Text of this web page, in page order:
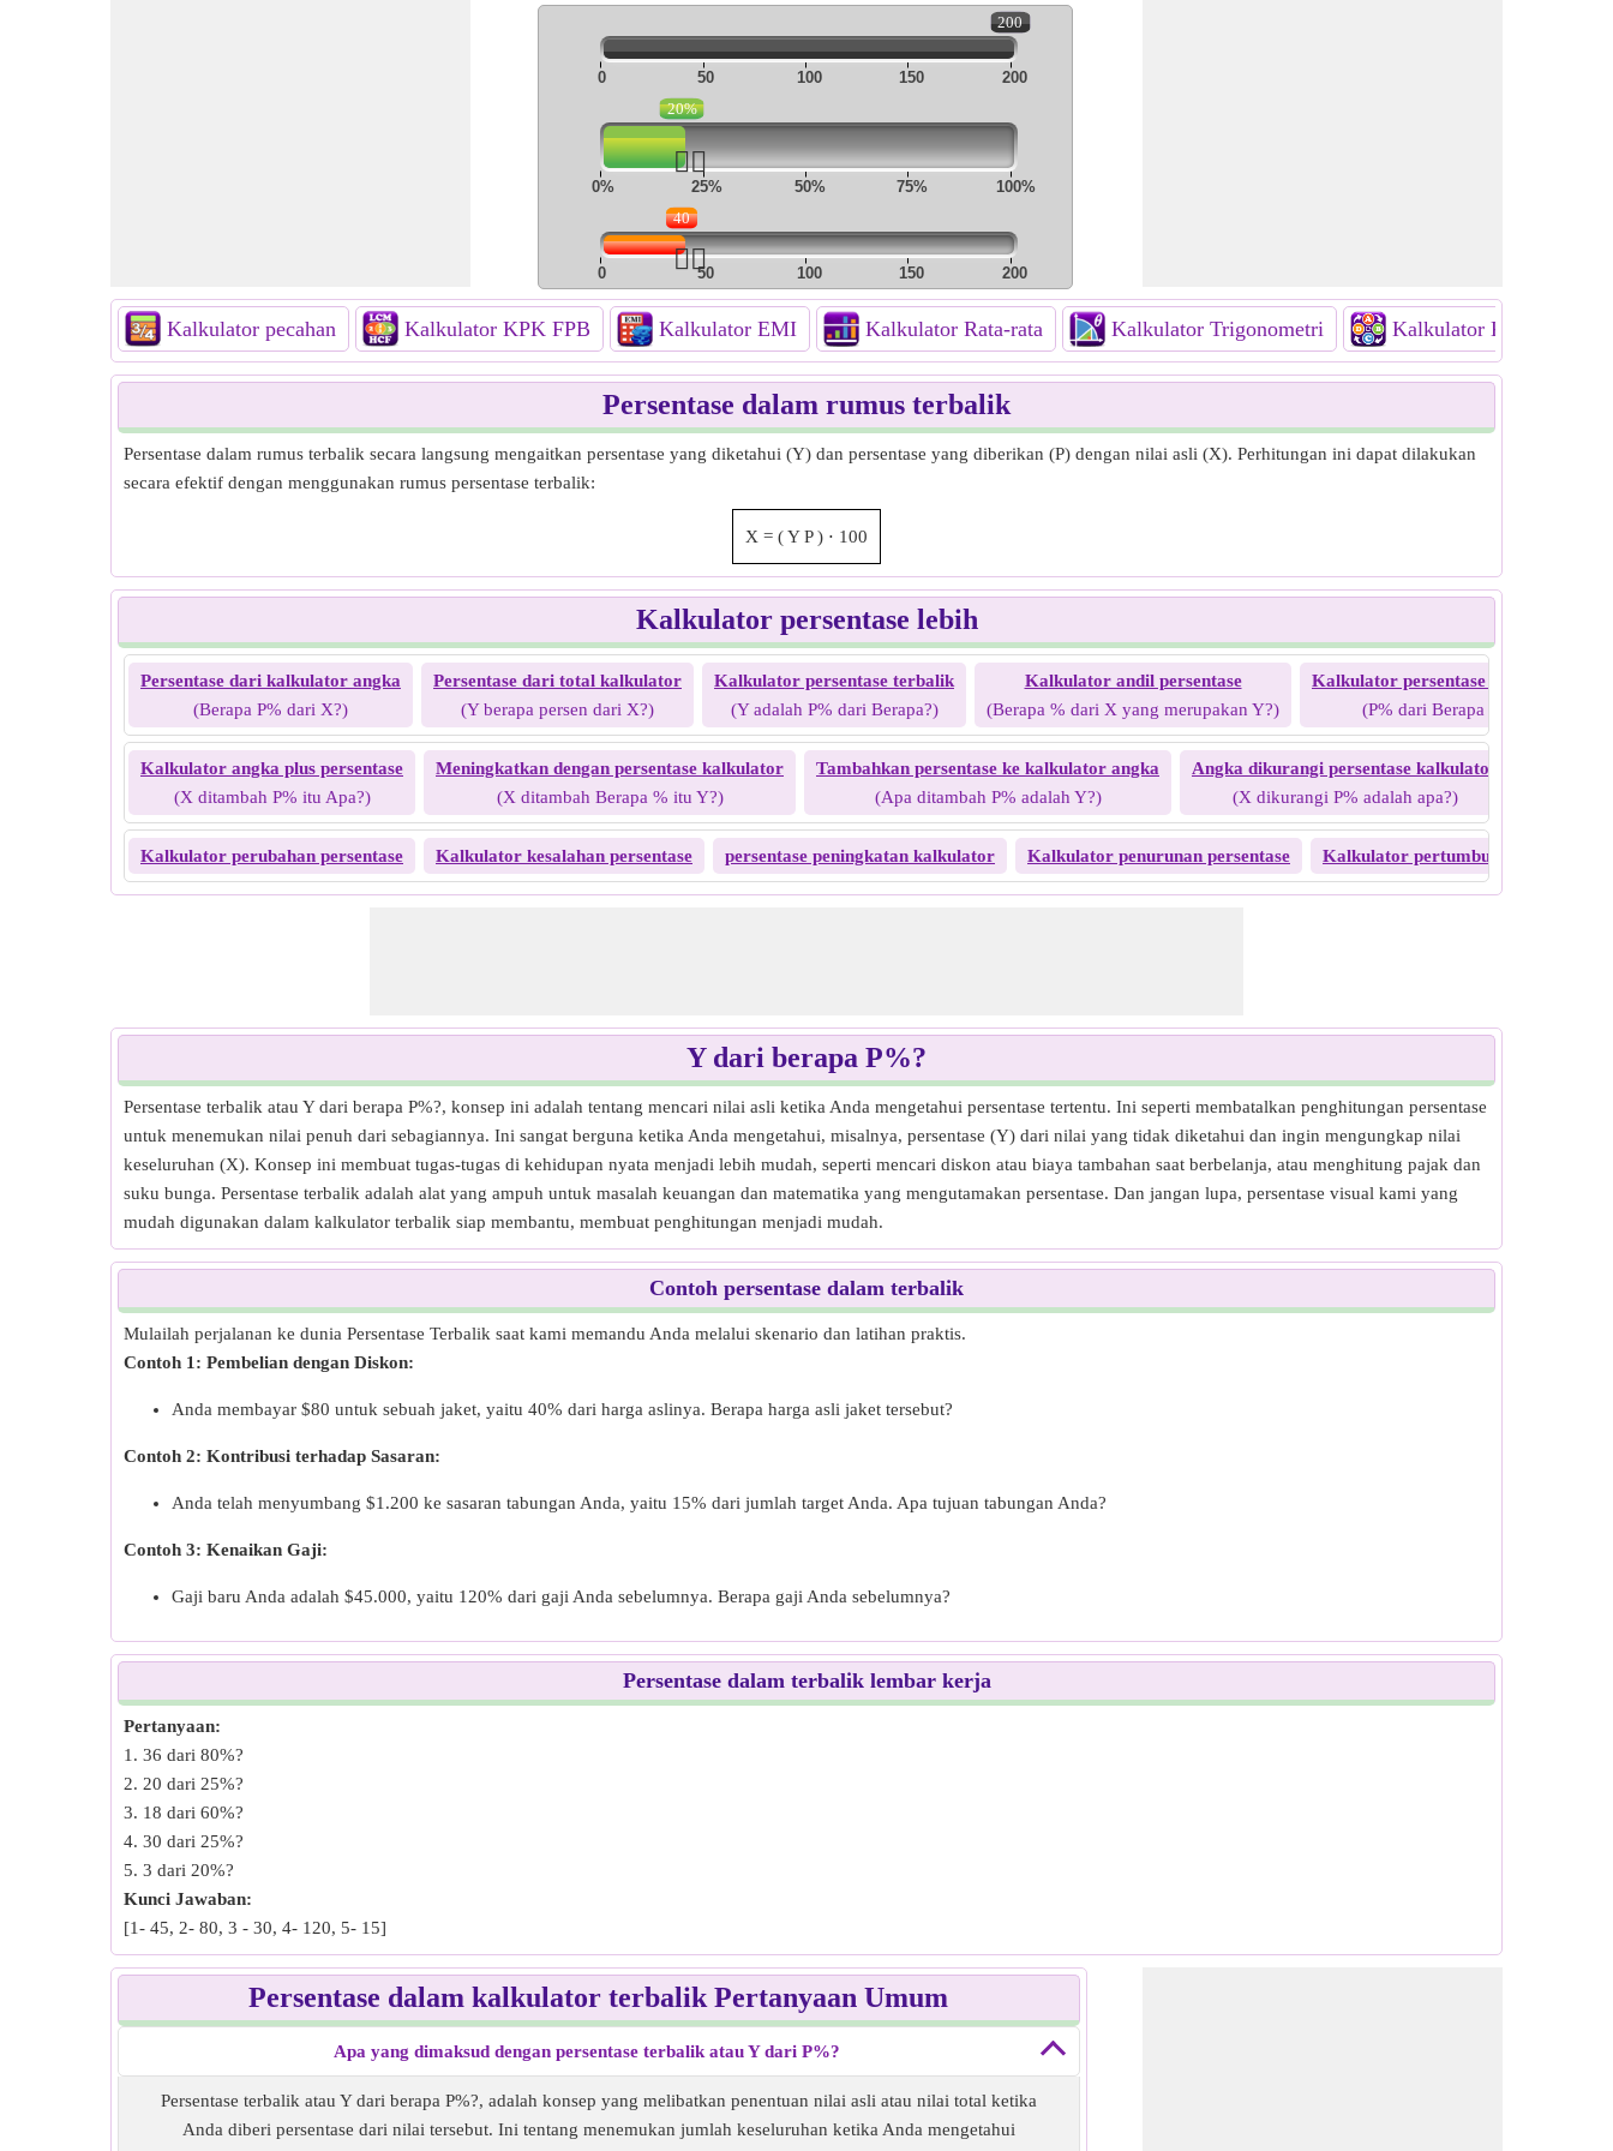
200
0 50 100 150
200
20%
👆🏻
0% 25% 50% 75%
100%
40
👆🏻
0 50 100 150 200
Kalkulator pecahan Kalkulator KPK FPB Kalkulator EMI Kalkulator Rata-rata Kalkulator Trigonometri Kalkulator Kombinatorik
Persentase dalam rumus terbalik
Persentase dalam rumus terbalik secara langsung mengaitkan persentase yang diketahui (Y) dan persentase yang diberikan (P) dengan nilai asli (X). Perhitungan ini dapat dilakukan
secara efektif dengan menggunakan rumus persentase terbalik:
X = (Y P ) ⋅ 100
Kalkulator persentase lebih
Persentase dari kalkulator angka
(Berapa P% dari X?)
Persentase dari total kalkulator
(Y berapa persen dari X?)
Kalkulator persentase terbalik
(Y adalah P% dari Berapa?)
Kalkulator andil persentase
(Berapa % dari X yang merupakan Y?)
Kalkulator persentase kebalikan
(P% dari Berapa Y?)
Kalkulator angka plus persentase
(X ditambah P% itu Apa?)
Meningkatkan dengan persentase kalkulator
(X ditambah Berapa % itu Y?)
Tambahkan persentase ke kalkulator angka
(Apa ditambah P% adalah Y?)
Angka dikurangi persentase kalkulator
(X dikurangi P% adalah apa?)
Kalkulator perubahan persentase Kalkulator kesalahan persentase persentase peningkatan kalkulator Kalkulator penurunan persentase Kalkulator pertumbuhan persentase
Y dari berapa P%?
Persentase terbalik atau Y dari berapa P%?, konsep ini adalah tentang mencari nilai asli ketika Anda mengetahui persentase tertentu. Ini seperti membatalkan penghitungan persentase
untuk menemukan nilai penuh dari sebagiannya. Ini sangat berguna ketika Anda mengetahui, misalnya, persentase (Y) dari nilai yang tidak diketahui dan ingin mengungkap nilai
keseluruhan (X). Konsep ini membuat tugas-tugas di kehidupan nyata menjadi lebih mudah, seperti mencari diskon atau biaya tambahan saat berbelanja, atau menghitung pajak dan
suku bunga. Persentase terbalik adalah alat yang ampuh untuk masalah keuangan dan matematika yang mengutamakan persentase. Dan jangan lupa, persentase visual kami yang
mudah digunakan dalam kalkulator terbalik siap membantu, membuat penghitungan menjadi mudah.
Contoh persentase dalam terbalik
Mulailah perjalanan ke dunia Persentase Terbalik saat kami memandu Anda melalui skenario dan latihan praktis.
Contoh 1: Pembelian dengan Diskon:
Anda membayar $80 untuk sebuah jaket, yaitu 40% dari harga aslinya. Berapa harga asli jaket tersebut?
Contoh 2: Kontribusi terhadap Sasaran:
Anda telah menyumbang $1.200 ke sasaran tabungan Anda, yaitu 15% dari jumlah target Anda. Apa tujuan tabungan Anda?
Contoh 3: Kenaikan Gaji:
Gaji baru Anda adalah $45.000, yaitu 120% dari gaji Anda sebelumnya. Berapa gaji Anda sebelumnya?
Persentase dalam terbalik lembar kerja
Pertanyaan:
1. 36 dari 80%?
2. 20 dari 25%?
3. 18 dari 60%?
4. 30 dari 25%?
5. 3 dari 20%?
Kunci Jawaban:
[1- 45, 2- 80, 3 - 30, 4- 120, 5- 15]
Persentase dalam kalkulator terbalik Pertanyaan Umum
Apa yang dimaksud dengan persentase terbalik atau Y dari P%?
Persentase terbalik atau Y dari berapa P%?, adalah konsep yang melibatkan penentuan nilai asli atau nilai total ketika
Anda diberi persentase dari nilai tersebut. Ini tentang menemukan jumlah keseluruhan ketika Anda mengetahui